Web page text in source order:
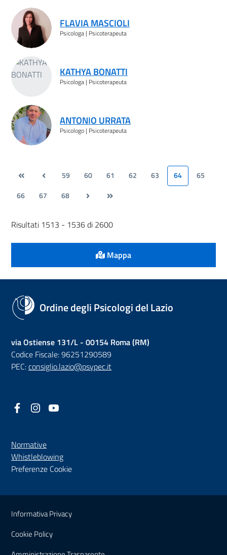
FLAVIA MASCIOLI
Psicologa | Psicoterapeuta
KATHYA BONATTI
Psicologa | Psicoterapeuta
ANTONIO URRATA
Psicologo | Psicoterapeuta
59 60 61 62 63 64
65
66
67 68
Risultati 1513 - 1536 di 2600
Mappa
Ordine degli Psicologi del Lazio
via Ostiense 131/L - 00154 Roma (RM)
Codice Fiscale: 96251290589
PEC:consiglio.lazio@psypec.it
Facebook
(nuova scheda - new tab)
Instagram
(nuova scheda - new tab)
Normative
Whistleblowing(nuova scheda - new tab)
Preferenze Cookie
Sezione Link Utili
Informativa Privacy
Cookie Policy